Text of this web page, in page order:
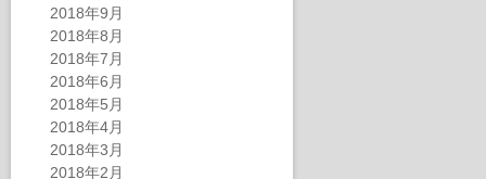
2018年9月
2018年8月
2018年7月
2018年6月
2018年5月
2018年4月
2018年3月
2018年2月